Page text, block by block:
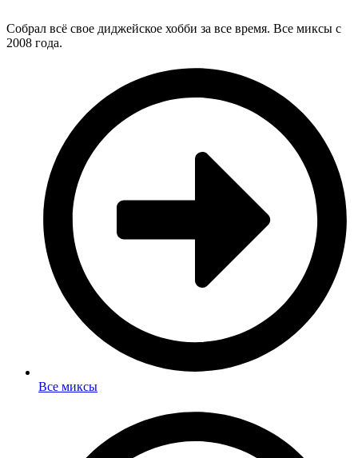
Собрал всё свое диджейское хобби за все время. Все миксы с
2008 года.
Все миксы